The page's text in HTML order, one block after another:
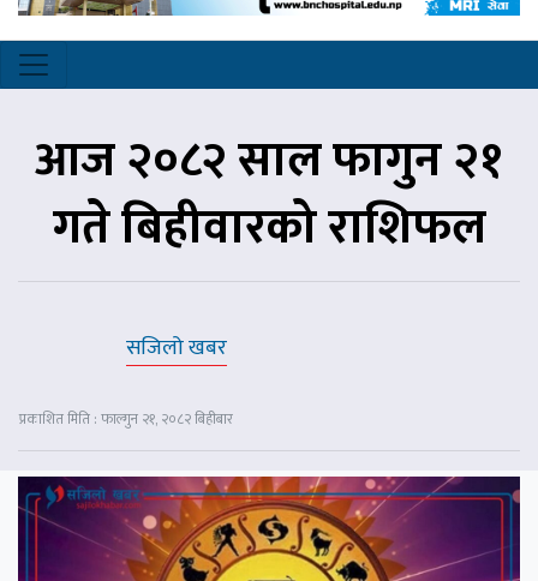
आज २०८२ साल फागुन २१
गते बिहीवारको राशिफल
सजिलो खबर
प्रकाशित मिति : फाल्गुन २१, २०८२ बिहीबार